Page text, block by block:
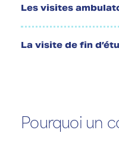
Les visites
La visite de fin
Pourquoi un